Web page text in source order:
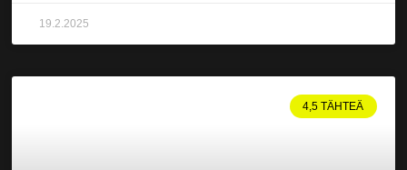
19.2.2025
4,5 TÄHTEÄ